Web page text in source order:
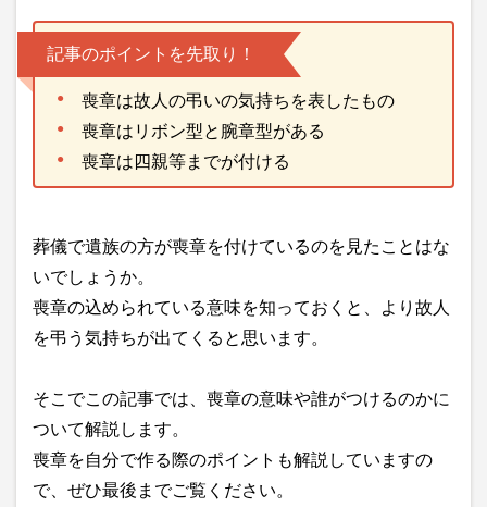
記事のポイントを先取り！
喪章は故人の弔いの気持ちを表したもの
喪章はリボン型と腕章型がある
喪章は四親等までが付ける
葬儀で遺族の方が喪章を付けているのを見たことはな
いでしょうか。
喪章の込められている意味を知っておくと、より故人
を弔う気持ちが出てくると思います。
そこでこの記事では、喪章の意味や誰がつけるのかに
ついて解説します。
喪章を自分で作る際のポイントも解説していますの
で、ぜひ最後までご覧ください。